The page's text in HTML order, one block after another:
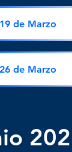
19 de Marzo
26 de Marzo